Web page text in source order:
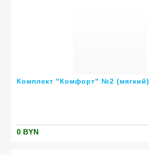
Комплект "Комфорт" №2 (мягкий)
0 BYN